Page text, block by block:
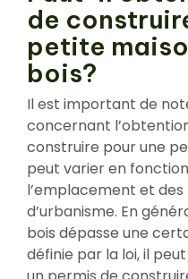
de
petite
bois?
Il est important de
concernant
construire pour une
peut varier en
l’emplacement et
d’urbanisme. En
bois dépasse une
définie par la loi, il